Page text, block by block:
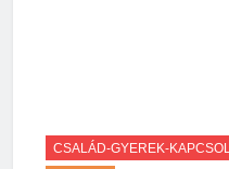
CSALÁD-GYEREK-